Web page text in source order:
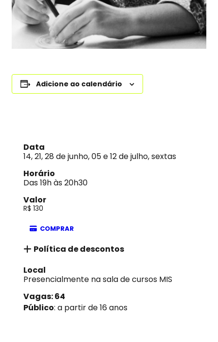
Adicione ao calendário
Data
14, 21, 28 de junho, 05 e 12 de julho, sextas
Horário
Das 19h às 20h30
Valor
R$ 130
COMPRAR
Política de descontos
Local
Presencialmente na sala de cursos MIS
Vagas: 64
Público: a partir de 16 anos